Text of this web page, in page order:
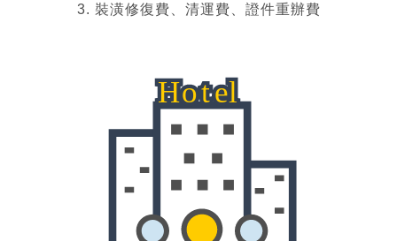
3. 裝潢修復費、清運費、證件重辦費